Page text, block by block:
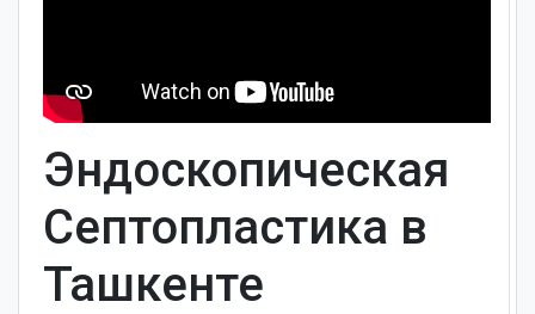
Эндоскопическая
Септопластика в
Ташкенте